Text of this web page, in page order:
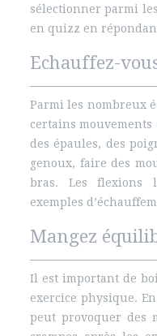
sélectionner parmi
en quizz en
Echauffez-
Parmi les nombreux
certains mouvements
des épaules, des
genoux, faire des
bras. Les flexions
exemples
Mangez
Il est important de
exercice physique.
peut provoquer des